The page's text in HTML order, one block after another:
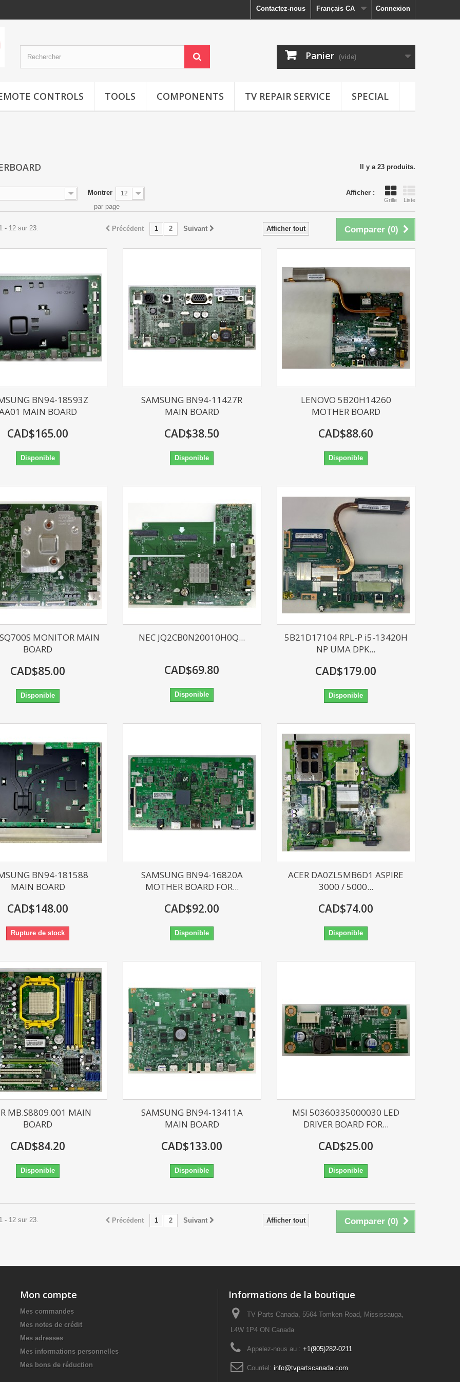
Connexion
Français CA
Contactez-nous
Panier (vide)
CONTROLS TOOLS COMPONENTS TV REPAIR SERVICE SPECIAL
Il y a 23 produits.
Afficher :
Grille Liste
Montrer 12
par page
Comparer (0)
Afficher tout
Précédent 1 2 Suivant
- 12 sur 23.
BN94-18593Z
MAIN BOARD
CAD$165.00
Disponible
SAMSUNG BN94-11427R
MAIN BOARD
CAD$38.50
Disponible
LENOVO 5B20H14260
MOTHER BOARD
CAD$88.60
Disponible
MONITOR MAIN
BOARD
CAD$85.00
Disponible
NEC JQ2CB0N20010H0Q...
CAD$69.80
Disponible
5B21D17104 RPL-P i5-13420H
NP UMA DPK...
CAD$179.00
Disponible
BN94-181588
MAIN BOARD
CAD$148.00
Rupture de stock
SAMSUNG BN94-16820A
MOTHER BOARD FOR...
CAD$92.00
Disponible
ACER DA0ZL5MB6D1 ASPIRE
3000 / 5000...
CAD$74.00
Disponible
MB.S8809.001 MAIN
BOARD
CAD$84.20
Disponible
SAMSUNG BN94-13411A
MAIN BOARD
CAD$133.00
Disponible
MSI 50360335000030 LED
DRIVER BOARD FOR...
CAD$25.00
Disponible
Comparer (0)
Afficher tout
Précédent 1 2 Suivant
- 12 sur 23.
Mon compte
Mes commandes
Mes notes de crédit
Mes adresses
Mes informations personnelles
Mes bons de réduction
Informations de la boutique
TV Parts Canada, 5564 Tomken Road, Mississauga,
L4W 1P4 ON Canada
Appelez-nous au : +1(905)282-0211
Courriel: info@tvpartscanada.com